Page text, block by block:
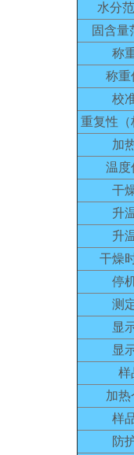
水分
固含量
称
称重
校
重复性（
加
温度
干
升
升
干燥
停
测
显
显
样
加热
样
防